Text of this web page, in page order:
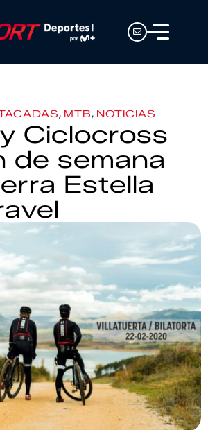
, MTB, NOTICIAS
Ciclocross
de semana
Estella